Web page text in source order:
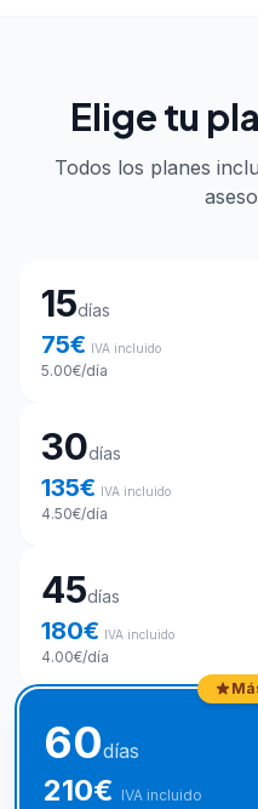
Elige tu
Todos los planes
15días
75€ IVA incluido
5.00€/día
30días
135€ IVA incluido
4.50€/día
45días
180€ IVA incluido
4.00€/día
60días
210€ IVA incluido